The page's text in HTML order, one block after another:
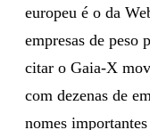
europeu é o da
empresas de peso
citar o Gaia-X
com dezenas de
nomes